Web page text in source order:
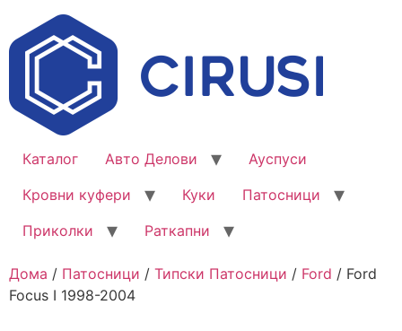
Каталог Авто Делови
Ауспуси
Кровни куфери
Куки
Патосници
Приколки
Раткапни
Дома / Патосници / Типски Патосници / Ford / Ford
Focus I 1998-2004